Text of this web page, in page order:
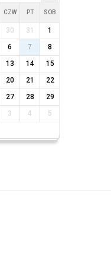
CZW PT SOB
30 31
1
6 7
8
13 14
15
20 21
22
27 28
29
3 4 5